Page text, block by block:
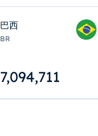
巴西
BR
7,094,712